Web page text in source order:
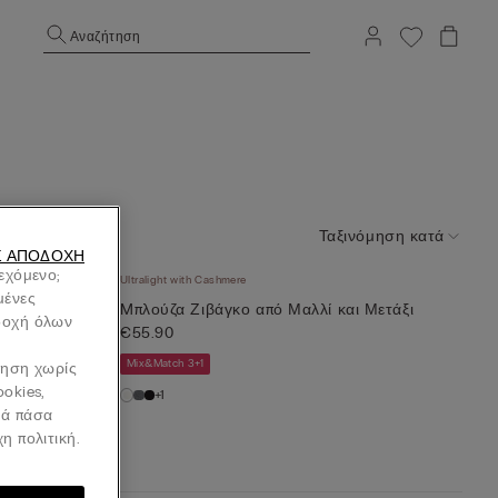
Αναζήτηση
Ταξινόμηση κατά
Ultralight with Cashmere
Mπλούζα Ζιβάγκο από Μαλλί και Μετάξι
€55.90
Mix&Match 3+1
+1
όλων
χωρίς
πάσα
πολιτική.
ΑΠΟΔΟΧΉ